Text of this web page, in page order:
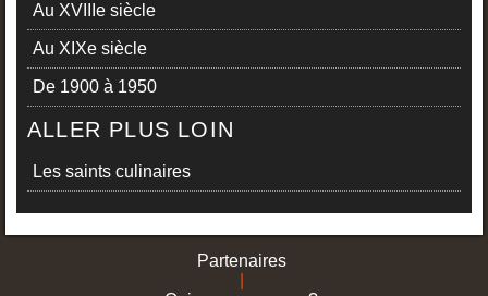
Au XVIIIe siècle
Au XIXe siècle
De 1900 à 1950
ALLER PLUS LOIN
Les saints culinaires
Partenaires